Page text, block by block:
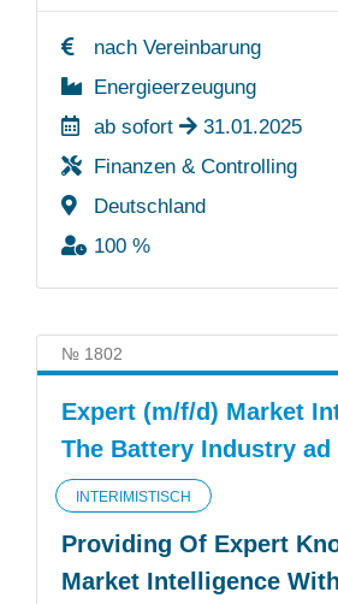
nach Vereinbarung
Energieerzeugung
ab sofort
31.01.2025
Finanzen & Controlling
Deutschland
100 %
№ 1802
Expert (m/f/d) Market
The Battery Industry
INTERIMISTISCH
Providing Of Expert
Market Intelligence